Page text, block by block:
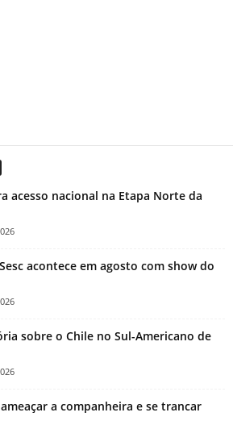
acesso nacional na Etapa Norte da
acontece em agosto com show do
sobre o Chile no Sul-Americano de
a companheira e se trancar